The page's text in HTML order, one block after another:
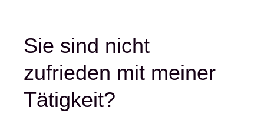
Sie sind nicht
zufrieden mit meiner
Tätigkeit?